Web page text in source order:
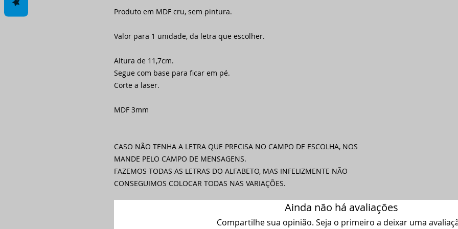
Produto em MDF cru, sem pintura.
Valor para 1 unidade, da letra que escolher.
Altura de 11,7cm.
Segue com base para ficar em pé.
Corte a laser.
MDF 3mm
CASO NÃO TENHA A LETRA QUE PRECISA NO CAMPO DE ESCOLHA, NOS
MANDE PELO CAMPO DE MENSAGENS.
FAZEMOS TODAS AS LETRAS DO ALFABETO, MAS INFELIZMENTE NÃO
CONSEGUIMOS COLOCAR TODAS NAS VARIAÇÕES.
Ainda não há avaliações
Compartilhe sua opinião. Seja o primeiro a deixar uma